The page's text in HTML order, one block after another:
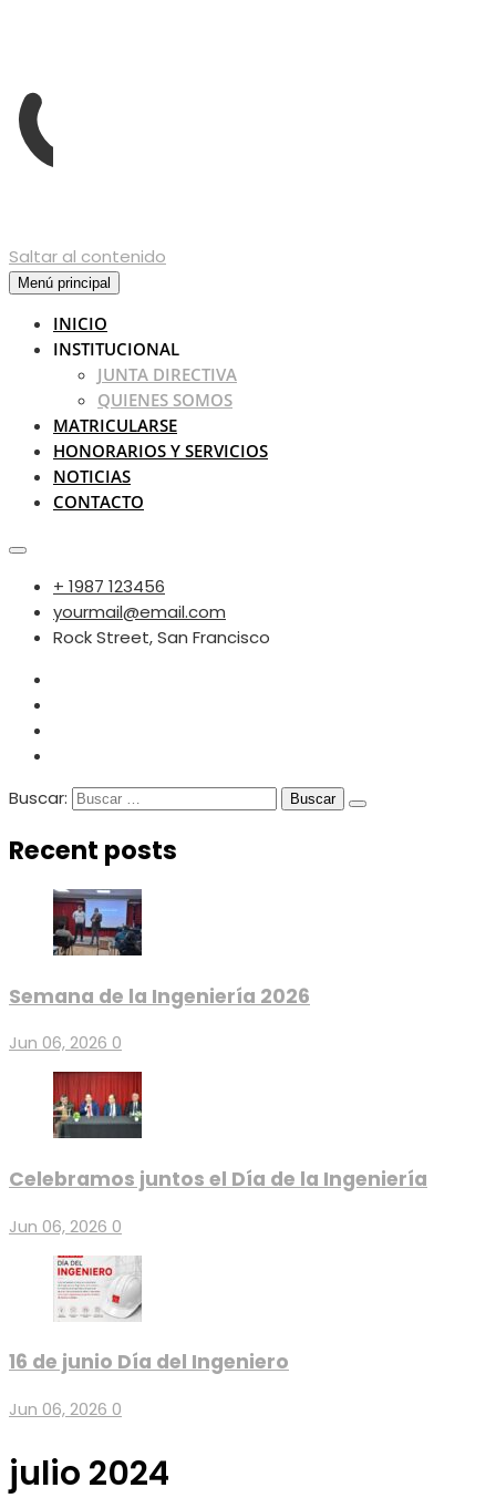
Saltar al contenido
Menú principal
INICIO
INSTITUCIONAL
JUNTA DIRECTIVA
QUIENES SOMOS
MATRICULARSE
HONORARIOS Y SERVICIOS
NOTICIAS
CONTACTO
+ 1987 123456
yourmail@email.com
Rock Street, San Francisco
Buscar:
Recent posts
Semana de la Ingeniería 2026
Jun 06, 2026 0
Celebramos juntos el Día de la Ingeniería
Jun 06, 2026 0
16 de junio Día del Ingeniero
Jun 06, 2026 0
julio 2024